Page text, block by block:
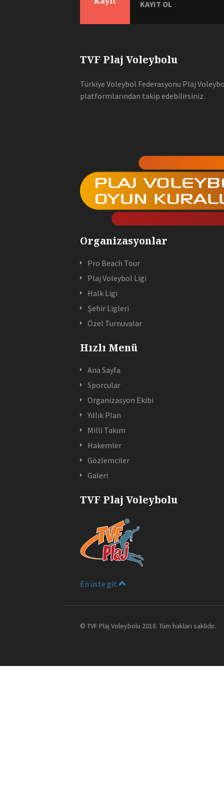
KAYIT OL
TVF Plaj Voleybolu
Türkiye Voleybol Federasyonu Plaj
platformlarından takip edebilirsiniz.
Organizasyonlar
Pro Beach Tour
Plaj Voleybol Ligi
Halk Ligi
Şehir Ligleri
Özel Turnuvalar
Hızlı Menü
Ana Sayfa
Sporcular
Organizasyon Ekibi
Yıllık Plan
Milli Takım
Hakemler
Gözlemciler
Galeri
TVF Plaj Voleybolu
En üste git
© TVF Plaj Voleybolu 2018. Tüm hakları saklıdır.